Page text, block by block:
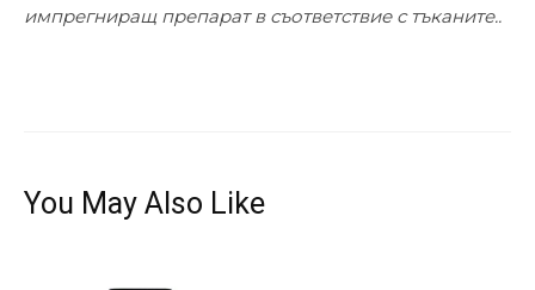
импрегниращ препарат в съответствие с тъканите..
You May Also Like